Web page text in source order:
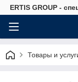
ERTIS GROUP -
Товары и